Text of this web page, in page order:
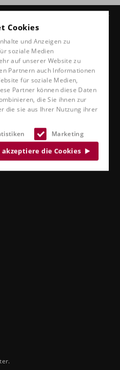
Cookies
und Anzeigen zu
soziale Medien
auf unserer Website zu
Partnern auch Informationen
für soziale Medien,
Partner können diese Daten
die Sie ihnen zur
die sie aus Ihrer Nutzung ihrer
Marketing
akzeptiere die Cookies